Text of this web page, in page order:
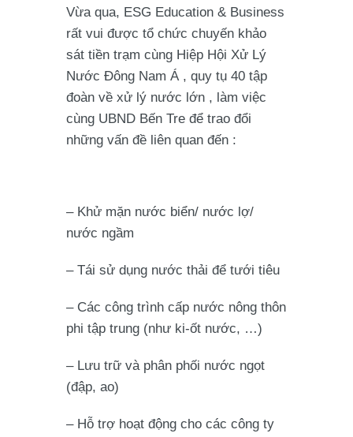
Vừa qua, ESG Education & Business
rất vui được tổ chức chuyến khảo
sát tiền trạm cùng Hiệp Hội Xử Lý
Nước Đông Nam Á , quy tụ 40 tập
đoàn về xử lý nước lớn , làm việc
cùng UBND Bến Tre để trao đổi
những vấn đề liên quan đến :
– Khử mặn nước biển/ nước lợ/
nước ngầm
– Tái sử dụng nước thải để tưới tiêu
– Các công trình cấp nước nông thôn
phi tập trung (như ki-ốt nước, …)
– Lưu trữ và phân phối nước ngọt
(đập, ao)
– Hỗ trợ hoạt động cho các công ty